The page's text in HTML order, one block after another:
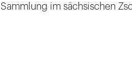
Sammlung im sächsischen